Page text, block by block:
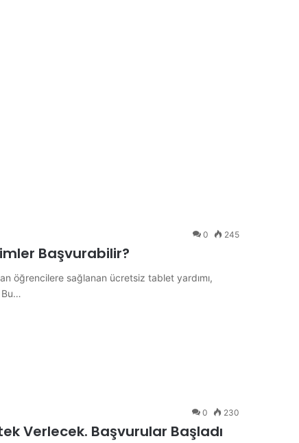
0 245
Başvurabilir?
öğrencilere sağlanan ücretsiz tablet yardımı,
Bu…
0 230
Verlecek. Başvurular Başladı